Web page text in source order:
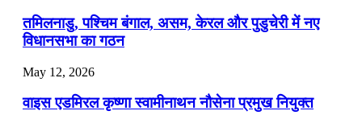
तमिलनाडु, पश्चिम बंगाल, असम, केरल और पुडुचेरी में नए
विधानसभा का गठन
May 12, 2026
वाइस एडमिरल कृष्णा स्वामीनाथन नौसेना प्रमुख नियुक्त